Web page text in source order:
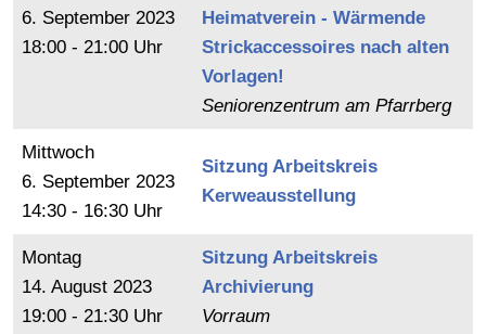
6. September 2023
18:00 - 21:00 Uhr
Heimatverein - Wärmende
Strickaccessoires nach alten
Vorlagen!
Seniorenzentrum am Pfarrberg
Mittwoch
6. September 2023
14:30 - 16:30 Uhr
Sitzung Arbeitskreis
Kerweausstellung
Montag
14. August 2023
19:00 - 21:30 Uhr
Sitzung Arbeitskreis
Archivierung
Vorraum